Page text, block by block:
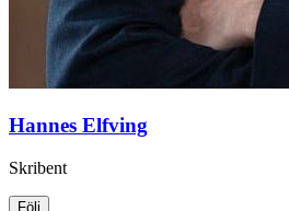
Hannes Elfving
Skribent
Följ